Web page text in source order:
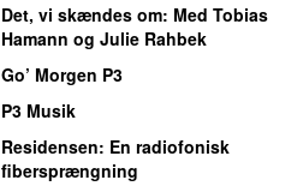
Det, vi skændes om: Med Tobias
Hamann og Julie Rahbek
Go’ Morgen P3
P3 Musik
Residensen: En radiofonisk
fibersprængning